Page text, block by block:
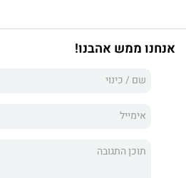
לאובדן האמון בבני אדם יש מחיר.
בידיים של כוחות גדולים ממך בהרבה,
עמוק בעיניים במראה וכבר לא יודעת
לברוח, להיעלם למקום שבו אף אחד לא
אדם מאבד את דרכו כשהמצפן שלו
כשהוא מגלה, כמוני, שמה שהיה 'הצפון'
אנחנו ממש אהבנו!